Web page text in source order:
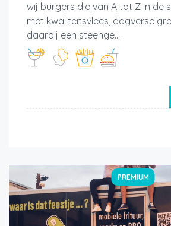
wij burgers die van A tot Z in de
met kwaliteitsvlees, dagverse
daarbij een steenge...
PREMIUM